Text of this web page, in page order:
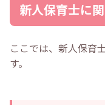
新人保育士に
ここでは、新人保育
す。